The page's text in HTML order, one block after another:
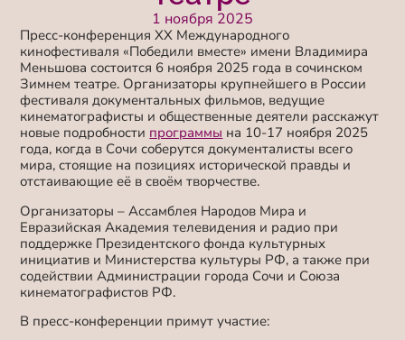
1 ноября 2025
Пресс-конференция ХХ Международного
кинофестиваля «Победили вместе» имени Владимира
Меньшова состоится 6 ноября 2025 года в сочинском
Зимнем театре. Организаторы крупнейшего в России
фестиваля документальных фильмов, ведущие
кинематографисты и общественные деятели расскажут
новые подробности программы на 10-17 ноября 2025
года, когда в Сочи соберутся документалисты всего
мира, стоящие на позициях исторической правды и
отстаивающие её в своём творчестве.
Организаторы – Ассамблея Народов Мира и
Евразийская Академия телевидения и радио при
поддержке Президентского фонда культурных
инициатив и Министерства культуры РФ, а также при
содействии Администрации города Сочи и Союза
кинематографистов РФ.
В пресс-конференции примут участие: